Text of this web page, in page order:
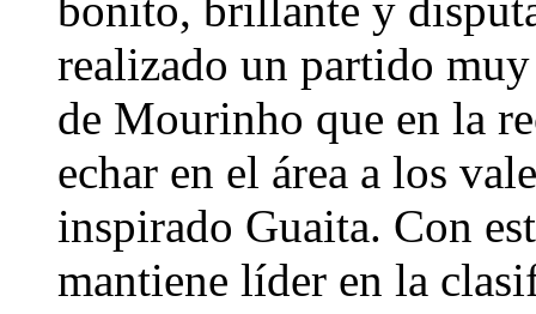
realizado un partido
de Mourinho que en la
echar en el área a los
inspirado Guaita. Con
mantiene líder en la